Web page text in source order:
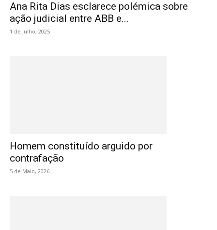
Ana Rita Dias esclarece polémica sobre
ação judicial entre ABB e...
1 de Julho, 2025
Homem constituído arguido por
contrafação
5 de Maio, 2026